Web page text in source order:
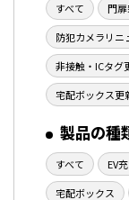
すべて 門
防犯カメラリニ
非接触・ICタグ
宅配ボックス更
製品の種
すべて EV
宅配ボックス